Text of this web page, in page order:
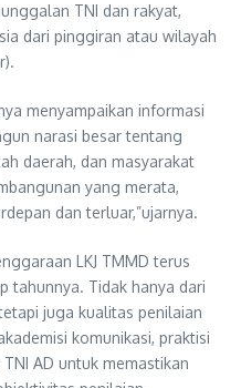
TNI dan rakyat,
dari pinggiran atau wilayah
menyampaikan informasi
narasi besar tentang
daerah, dan masyarakat
yang merata,
dan terluar,”ujarnya.
LKJ TMMD terus
tahunnya. Tidak hanya dari
juga kualitas penilaian
komunikasi, praktisi
AD untuk memastikan